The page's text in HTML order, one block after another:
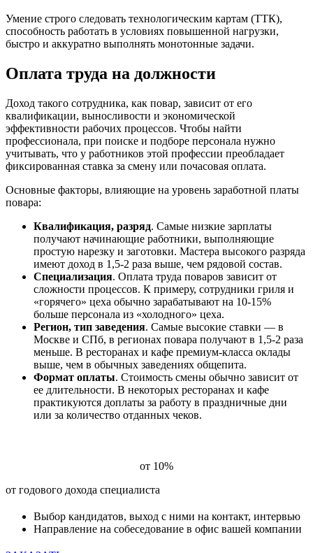
Умение строго следовать технологическим картам (ТТК),
способность работать в условиях повышенной нагрузки,
быстро и аккуратно выполнять монотонные задачи.
Оплата труда на должности
Доход такого сотрудника, как повар, зависит от его
квалификации, выносливости и экономической
эффективности рабочих процессов. Чтобы найти
профессионала, при поиске и подборе персонала нужно
учитывать, что у работников этой профессии преобладает
фиксированная ставка за смену или почасовая оплата.
Основные факторы, влияющие на уровень заработной платы
повара:
Квалификация, разряд. Самые низкие зарплаты
получают начинающие работники, выполняющие
простую нарезку и заготовки. Мастера высокого разряда
имеют доход в 1,5-2 раза выше, чем рядовой состав.
Специализация. Оплата труда поваров зависит от
сложности процессов. К примеру, сотрудники гриля и
«горячего» цеха обычно зарабатывают на 10-15%
больше персонала из «холодного» цеха.
Регион, тип заведения. Самые высокие ставки — в
Москве и СПб, в регионах повара получают в 1,5-2 раза
меньше. В ресторанах и кафе премиум-класса оклады
выше, чем в обычных заведениях общепита.
Формат оплаты. Стоимость смены обычно зависит от
ее длительности. В некоторых ресторанах и кафе
практикуются доплаты за работу в праздничные дни
или за количество отданных чеков.
от 10%
от годового дохода специалиста
Выбор кандидатов, выход с ними на контакт, интервью
Направление на собеседование в офис вашей компании